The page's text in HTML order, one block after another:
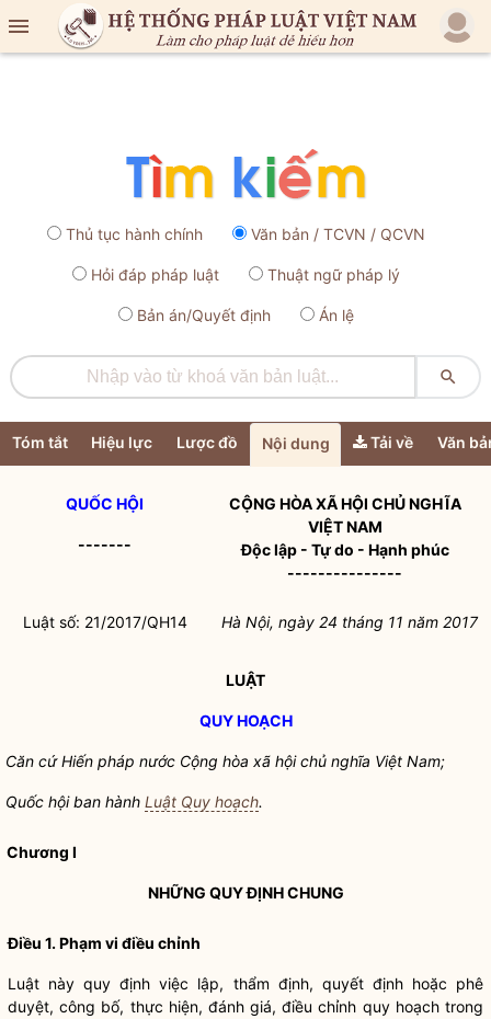

Thủ tục hành chính Văn bản / TCVN / QCVN
Hỏi đáp pháp luật Thuật ngữ pháp lý
Bản án/Quyết định Án lệ

Tóm tắt Hiệu lực Lược đồ Nội dung Tải về Văn
QUỐC HỘI
-------
CỘNG HÒA XÃ HỘI CHỦ NGHĨA
VIỆT NAM
Độc lập - Tự do - Hạnh phúc
---------------
Luật số: 21/2017/QH14 Hà Nội, ngày 24 tháng 11 năm 2017
LUẬT
QUY HOẠCH
Căn cứ Hiến pháp nước Cộng hòa xã hội chủ nghĩa Việt Nam;
Quốc hộiban hành Luật Quy hoạch.
Chương I
NHỮNG QUY ĐỊNH CHUNG
Điều 1. Phạm vi điều chỉnh
Luật này quy định việc lập, thẩm định, quyết định hoặc phê
duyệt, công bố, thực hiện, đánh giá, điều chỉnh quy hoạch trong